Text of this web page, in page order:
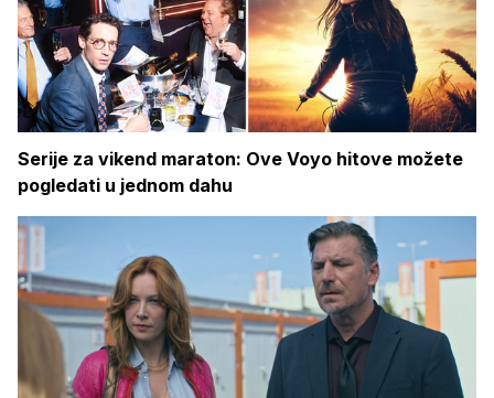
Serije za vikend maraton: Ove Voyo hitove možete
pogledati u jednom dahu